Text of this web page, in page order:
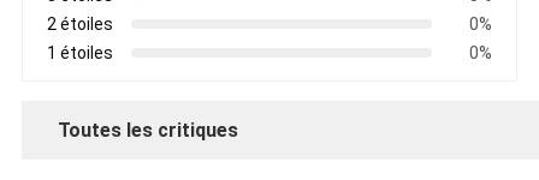
2 étoiles
0%
1 étoiles
0%
Toutes les critiques